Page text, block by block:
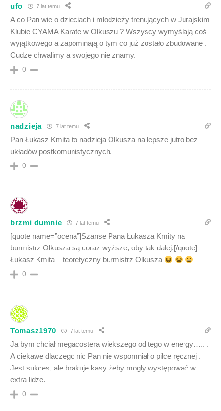
ufo 7 lat temu
A co Pan wie o dzieciach i młodzieży trenujących w Jurajskim
Klubie OYAMA Karate w Olkuszu ? Wszyscy wymyślają coś
wyjątkowego a zapominają o tym co już zostało zbudowane .
Cudze chwalimy a swojego nie znamy.
0
nadzieja 7 lat temu
Pan Łukasz Kmita to nadzieja Olkusza na lepsze jutro bez
układów postkomunistycznych.
0
brzmi dumnie 7 lat temu
[quote name=”ocena”]Szanse Pana Łukasza Kmity na
burmistrz Olkusza są coraz wyższe, oby tak dalej.[/quote]
Łukasz Kmita – teoretyczny burmistrz Olkusza
0
Tomasz1970 7 lat temu
Ja bym chciał megacostera wiekszego od tego w energy….. .
A ciekawe dlaczego nic Pan nie wspomniał o piłce ręcznej .
Jest sukces, ale brakuje kasy żeby mogły występować w
extra lidze.
0